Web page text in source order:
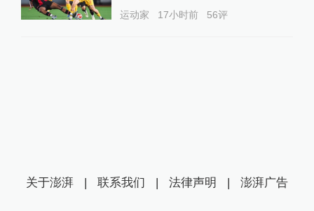
运动家 17小时前 56评
关于澎湃 | 联系我们 | 法律声明 | 澎湃广告